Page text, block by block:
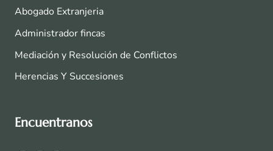
Abogado Extranjeria
Administrador fincas
Mediación y Resolución de Conflictos
Herencias Y Succesiones
Encuentranos